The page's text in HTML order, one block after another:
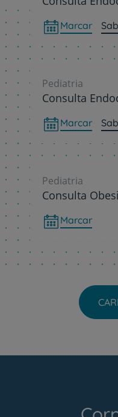
Marcar
Pediatria
Consulta
Marcar
Pediatria
Consulta
Marcar